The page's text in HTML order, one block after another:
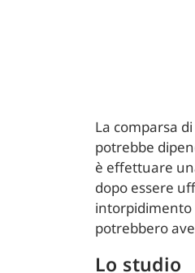
La comparsa
potrebbe
è effettuare
dopo essere
intorpidimento
potrebbero
Lo studio